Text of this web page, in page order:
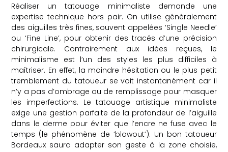
Réaliser un tatouage minimaliste demande une
expertise technique hors pair. On utilise généralement
des aiguilles très fines, souvent appelées ‘Single Needle’
ou ‘Fine Line’, pour obtenir des tracés d’une précision
chirurgicale. Contrairement aux idées reçues, le
minimalisme est l’un des styles les plus difficiles à
maîtriser. En effet, la moindre hésitation ou le plus petit
tremblement du tatoueur se voit instantanément car il
n’y a pas d’ombrage ou de remplissage pour masquer
les imperfections. Le tatouage artistique minimaliste
exige une gestion parfaite de la profondeur de l’aiguille
dans le derme pour éviter que l’encre ne fuse avec le
temps (le phénomène de ‘blowout’). Un bon tatoueur
Bordeaux saura adapter son geste à la zone choisie,